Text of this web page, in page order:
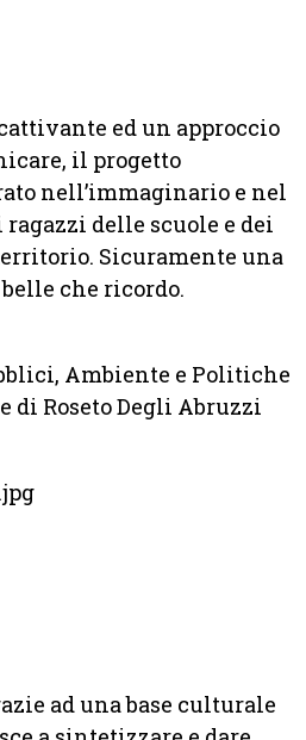
ed un approccio
il progetto
nell’immaginario e nel
delle scuole e dei
Sicuramente una
che ricordo.
Ambiente e Politiche
di Roseto Degli Abruzzi
ad una base culturale